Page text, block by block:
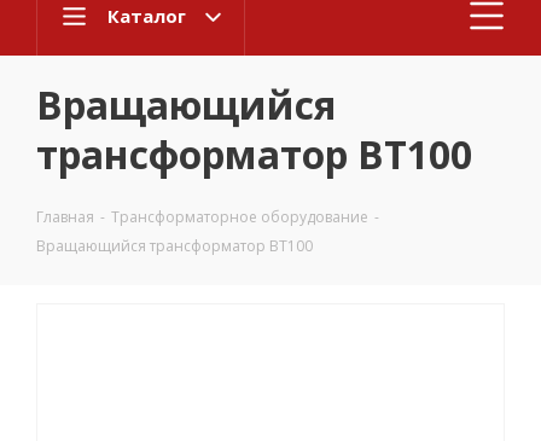
Каталог
Вращающийся
трансформатор ВТ100
Главная - Трансформаторное оборудование -
Вращающийся трансформатор ВТ100